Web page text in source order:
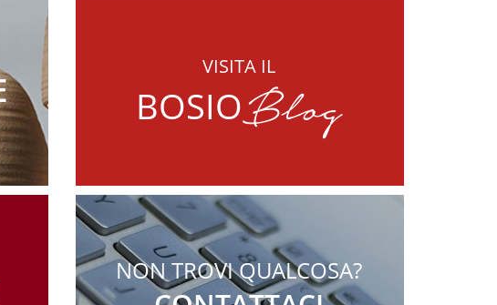
VISITA IL
BOSIOBlog
NON TROVI QUALCOSA?